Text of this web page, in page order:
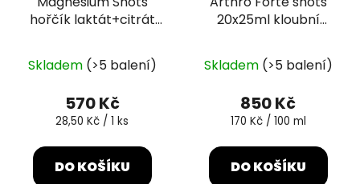
hořčík laktát+citrát
hodnocení
produktu
je
z
Skladem (>5 balení)
570 Kč
Měrná
28,50 Kč / 1 ks
DO KOŠÍKU
20x25ml kloubní
hodnocení
produktu
je
z
Skladem (>5 balení)
850 Kč
Měrná
170 Kč / 100 ml
DO KOŠÍKU